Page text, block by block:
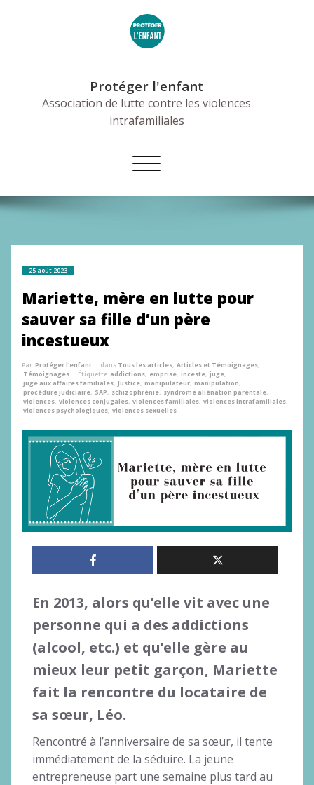
Protéger l'enfant
Association de lutte contre les violences
intrafamiliales
Afficher/masquer
la
25 août 2023
Mariette, mère en lutte pour
sauver sa fille d’un père
incestueux
Par Protéger l'enfant dans Tous les articles, Articles et Témoignages,
Témoignages
Étiquette addictions, emprise, inceste, juge,
juge aux affaires familiales, Justice, manipulateur, manipulation,
procédure judiciaire, SAP, schizophrénie, syndrome aliénation parentale,
violences, violences conjugales, violences familiales, violences intrafamiliales,
violences psychologiques, violences sexuelles
En 2013, alors qu’elle vit avec une
personne qui a des addictions
(alcool, etc.) et qu’elle gère au
mieux leur petit garçon, Mariette
fait la rencontre du locataire de
sa sœur, Léo.
Rencontré à l’anniversaire de sa sœur, il tente
immédiatement de la séduire. La jeune
entrepreneuse part une semaine plus tard au